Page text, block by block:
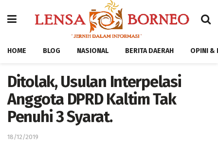
HOME BLOG NASIONAL BERITA DAERAH OPINI &
Ditolak, Usulan Interpelasi
Anggota DPRD Kaltim Tak
Penuhi 3 Syarat.
18/12/2019